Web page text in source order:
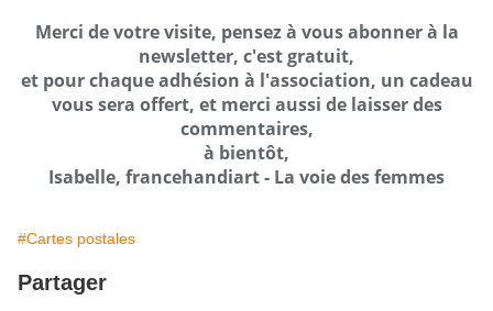
Merci de votre visite, pensez à vous abonner à la
newsletter, c'est gratuit,
et pour chaque adhésion à l'association, un cadeau
vous sera offert, et merci aussi de laisser des
commentaires,
à bientôt,
Isabelle, francehandiart - La voie des femmes
#Cartes postales
Partager